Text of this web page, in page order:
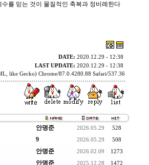
를 믿는 것이 물질적인 축복과 정비례한다
DATE: 2020.12.29 - 12:38
LAST UPDATE: 2020.12.29 - 12:38
like Gecko) Chrome/87.0.4280.88 Safari/537.36
안명준 2026.05.29 528
9 2026.05.29 508
안명준 2026.02.09 1273
안명준 2025.12.28 1472